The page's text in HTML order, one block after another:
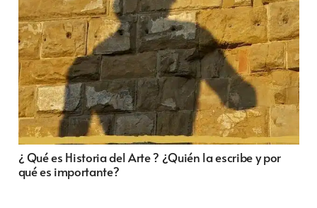
¿ Qué es Historia del Arte ? ¿Quién la escribe y por
qué es importante?